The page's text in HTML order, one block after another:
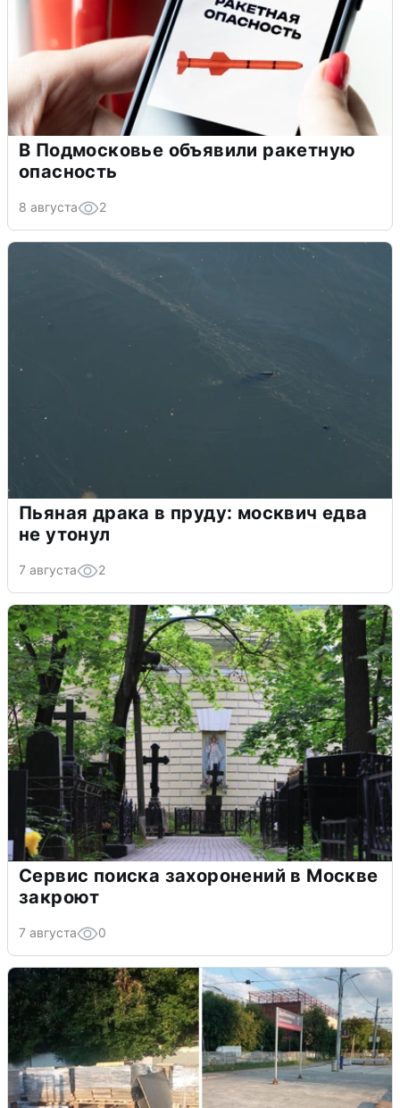
В Подмосковье объявили ракетную
опасность
8 августа 2
Пьяная драка в пруду: москвич едва
не утонул
7 августа 2
Сервис поиска захоронений в Москве
закроют
7 августа 0